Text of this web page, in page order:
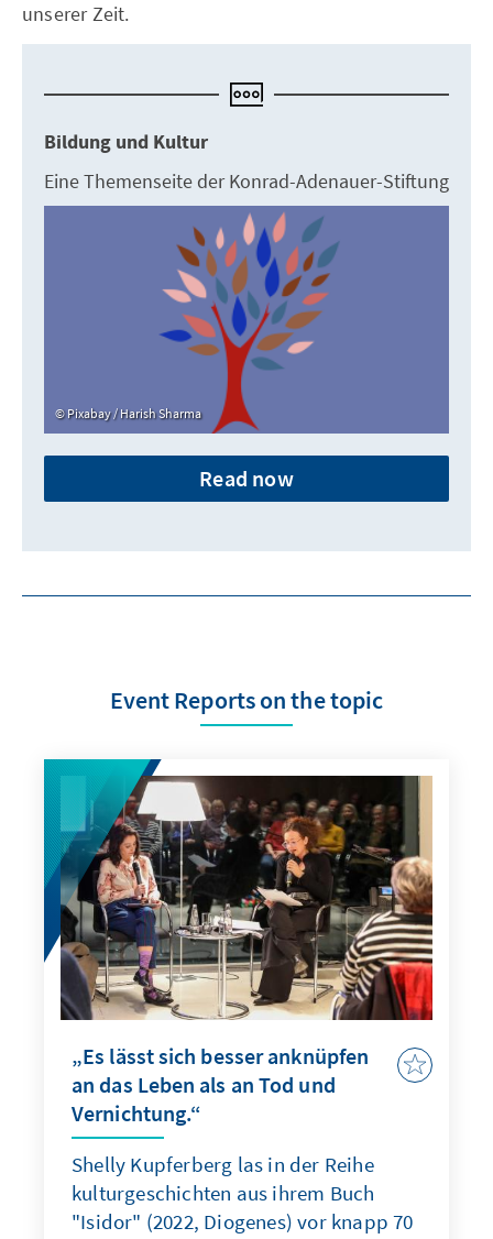
unserer Zeit.
Bildung und Kultur
Eine Themenseite der Konrad-Adenauer-Stiftung
Pixabay / Harish Sharma
Read now
Event Reports on the topic
„Es lässt sich besser anknüpfen
an das Leben als an Tod und
Vernichtung.“
Shelly Kupferberg las in der Reihe
kulturgeschichten aus ihrem Buch
"Isidor" (2022, Diogenes) vor knapp 70